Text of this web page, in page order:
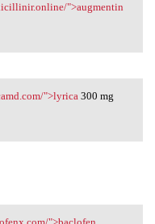
">augmentin
">lyrica 300 mg